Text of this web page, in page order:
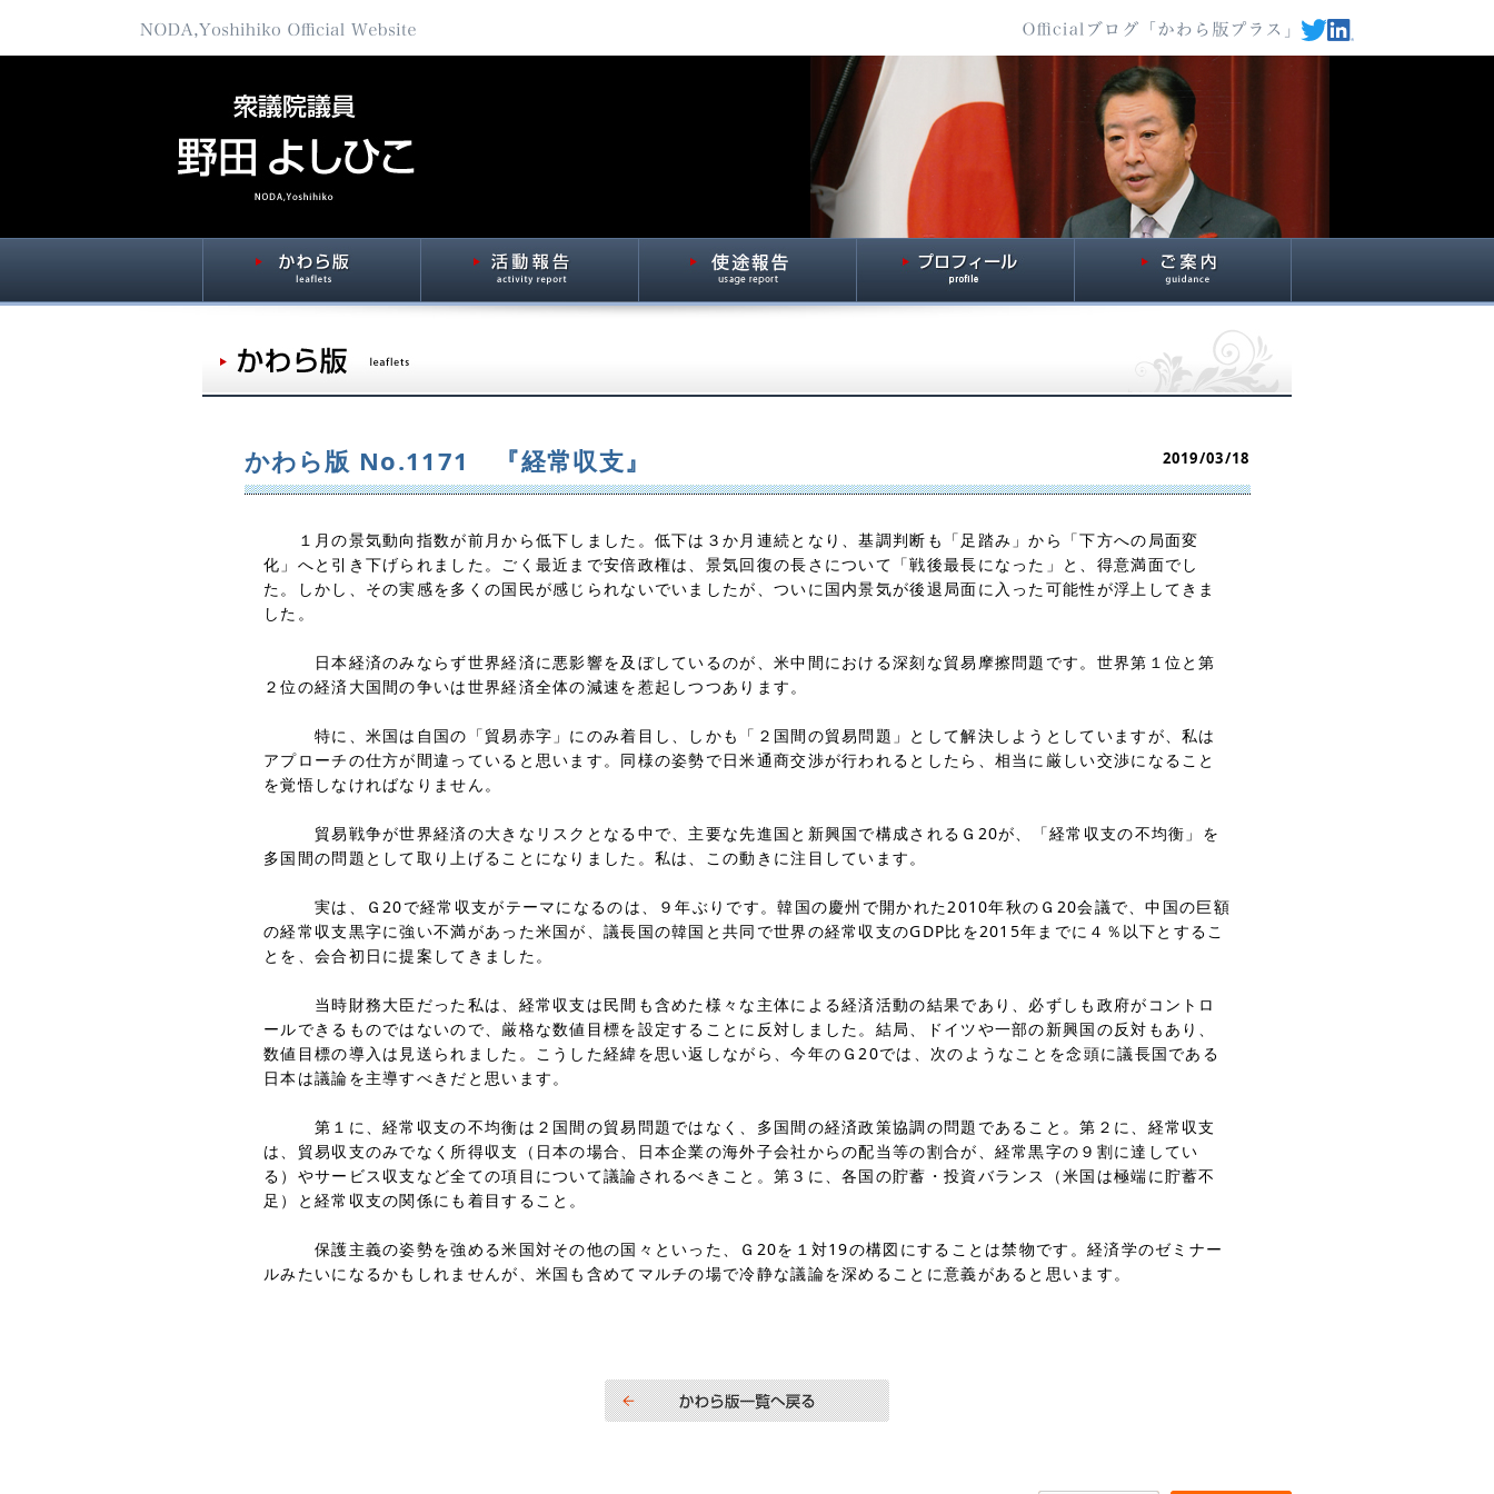
かわら版 No.1171 『経常収支』 2019/03/18
１月の景気動向指数が前月から低下しました。低下は３か月連続となり、基調判断も「足踏み」から「下方への局面変
化」へと引き下げられました。ごく最近まで安倍政権は、景気回復の長さについて「戦後最長になった」と、得意満面でし
た。しかし、その実感を多くの国民が感じられないでいましたが、ついに国内景気が後退局面に入った可能性が浮上してきま
した。
日本経済のみならず世界経済に悪影響を及ぼしているのが、米中間における深刻な貿易摩擦問題です。世界第１位と第
２位の経済大国間の争いは世界経済全体の減速を惹起しつつあります。
特に、米国は自国の「貿易赤字」にのみ着目し、しかも「２国間の貿易問題」として解決しようとしていますが、私は
アプローチの仕方が間違っていると思います。同様の姿勢で日米通商交渉が行われるとしたら、相当に厳しい交渉になること
を覚悟しなければなりません。
貿易戦争が世界経済の大きなリスクとなる中で、主要な先進国と新興国で構成されるＧ20が、「経常収支の不均衡」を
多国間の問題として取り上げることになりました。私は、この動きに注目しています。
実は、Ｇ20で経常収支がテーマになるのは、９年ぶりです。韓国の慶州で開かれた2010年秋のＧ20会議で、中国の巨額
の経常収支黒字に強い不満があった米国が、議長国の韓国と共同で世界の経常収支のGDP比を2015年までに４％以下とするこ
とを、会合初日に提案してきました。
当時財務大臣だった私は、経常収支は民間も含めた様々な主体による経済活動の結果であり、必ずしも政府がコントロ
ールできるものではないので、厳格な数値目標を設定することに反対しました。結局、ドイツや一部の新興国の反対もあり、
数値目標の導入は見送られました。こうした経緯を思い返しながら、今年のＧ20では、次のようなことを念頭に議長国である
日本は議論を主導すべきだと思います。
第１に、経常収支の不均衡は２国間の貿易問題ではなく、多国間の経済政策協調の問題であること。第２に、経常収支
は、貿易収支のみでなく所得収支（日本の場合、日本企業の海外子会社からの配当等の割合が、経常黒字の９割に達してい
る）やサービス収支など全ての項目について議論されるべきこと。第３に、各国の貯蓄・投資バランス（米国は極端に貯蓄不
足）と経常収支の関係にも着目すること。
保護主義の姿勢を強める米国対その他の国々といった、Ｇ20を１対19の構図にすることは禁物です。経済学のゼミナー
ルみたいになるかもしれませんが、米国も含めてマルチの場で冷静な議論を深めることに意義があると思います。